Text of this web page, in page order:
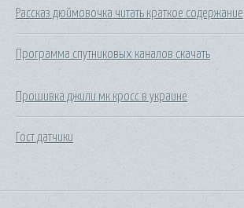
Рассказ дюймовочка читать краткое содержание
Программа спутниковых каналов скачать
Прошивка джили мк кросс в украине
Гост датчики